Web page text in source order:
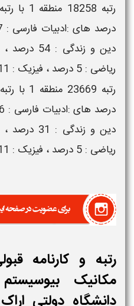
ریاضی : 5 درصد ، فیزیک : 11 درصد و شیمی 12 درصد
ریاضی : 5 درصد ، فیزیک : 11 درصد و شیمی 0 درصد
رتبه و کارنامه
مکانیک